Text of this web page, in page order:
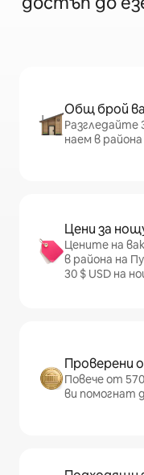
Общ брой
Разгледайте
наем в
Цени за
Цените на
в района на
30 $ USD на
Проверени
Повече от
ви помогнат